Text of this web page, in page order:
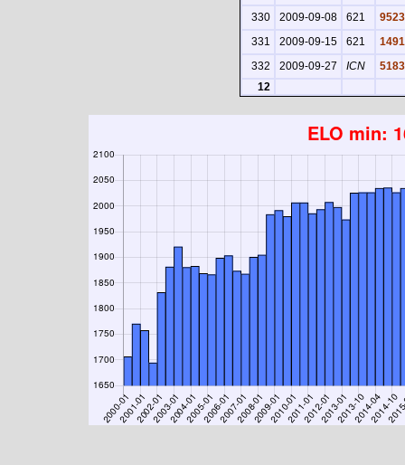
330
2009-09-08 621
331
2009-09-15 621
332
2009-09-27 ICN
12